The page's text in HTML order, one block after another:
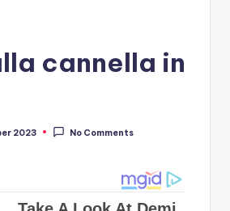
cannella in
2023 No Comments